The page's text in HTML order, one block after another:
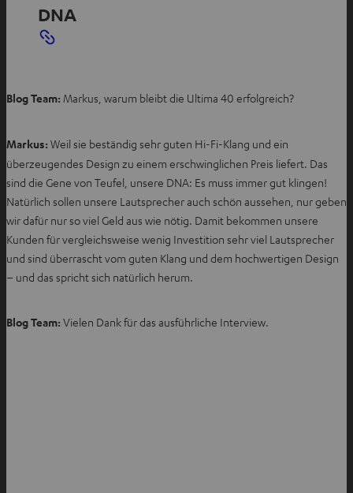
DNA
Blog Team: Markus, warum bleibt die Ultima 40 erfolgreich?
Markus: Weil sie beständig sehr guten Hi-Fi-Klang und ein
überzeugendes Design zu einem erschwinglichen Preis liefert. Das
sind die Gene von Teufel, unsere DNA: Es muss immer gut klingen!
Natürlich sollen unsere Lautsprecher auch schön aussehen, nur geben
wir dafür nur so viel Geld aus wie nötig. Damit bekommen unsere
Kunden für vergleichsweise wenig Investition sehr viel Lautsprecher
und sind überrascht vom guten Klang und dem hochwertigen Design
– und das spricht sich natürlich herum.
Blog Team: Vielen Dank für das ausführliche Interview.